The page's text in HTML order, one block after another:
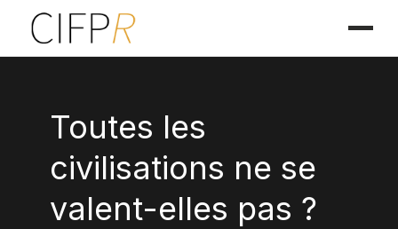
Toutes les
civilisations ne se
valent-elles pas ?